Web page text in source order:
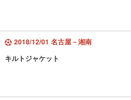
2018/12/01 名古屋－湘南
キルトジャケット